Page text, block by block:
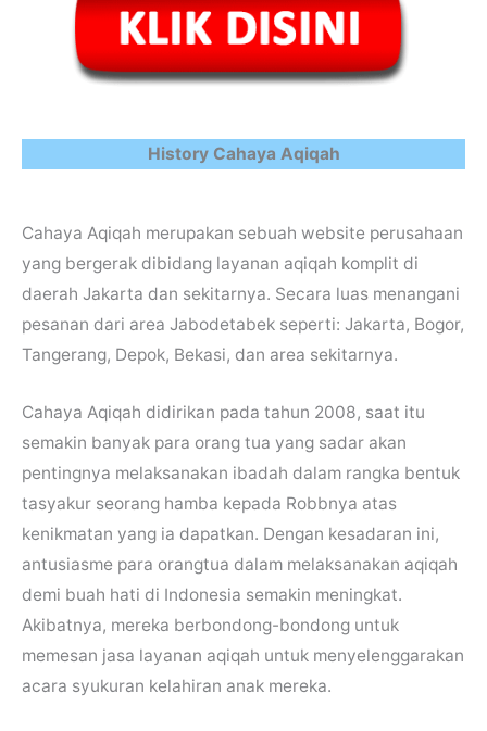
History Cahaya Aqiqah
Cahaya Aqiqah merupakan sebuah website perusahaan
yang bergerak dibidang layanan aqiqah komplit di
daerah Jakarta dan sekitarnya. Secara luas menangani
pesanan dari area Jabodetabek seperti: Jakarta, Bogor,
Tangerang, Depok, Bekasi, dan area sekitarnya.
Cahaya Aqiqah didirikan pada tahun 2008, saat itu
semakin banyak para orang tua yang sadar akan
pentingnya melaksanakan ibadah dalam rangka bentuk
tasyakur seorang hamba kepada Robbnya atas
kenikmatan yang ia dapatkan. Dengan kesadaran ini,
antusiasme para orangtua dalam melaksanakan aqiqah
demi buah hati di Indonesia semakin meningkat.
Akibatnya, mereka berbondong-bondong untuk
memesan jasa layanan aqiqah untuk menyelenggarakan
acara syukuran kelahiran anak mereka.